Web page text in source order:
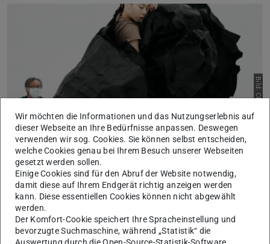
Bild: CHENG, Pi-Yung
Zu Gast ist die Tänzerin CHEN, Pei-Yung.
Zu ihren wichtigsten Auftritten gehören die
Zusammenarbeit mit dem Chiayi Art Museum, die
Performances bei Les Hivernales – CDCN d'Avignon und
FreeSteps – Orogeny, um nur einige zu nennen. Die
Wir möchten die Informationen und das Nutzungserlebnis auf
dieser Webseite an Ihre Bedürfnisse anpassen. Deswegen
verwenden wir sog. Cookies. Sie können selbst entscheiden,
welche Cookies genau bei Ihrem Besuch unserer Webseiten
gesetzt werden sollen.
Einige Cookies sind für den Abruf der Website notwendig,
damit diese auf Ihrem Endgerät richtig anzeigen werden
kann. Diese essentiellen Cookies können nicht abgewählt
werden.
Der Komfort-Cookie speichert Ihre Spracheinstellung und
bevorzugte Suchmaschine, während „Statistik“ die